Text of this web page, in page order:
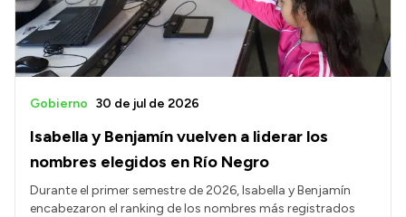
Isabella y Benjamín vuelven a liderar los
nombres elegidos en Río Negro
Gobierno 30 de jul de 2026
Durante el primer semestre de 2026, Isabella y Benjamín
encabezaron el ranking de los nombres más registrados